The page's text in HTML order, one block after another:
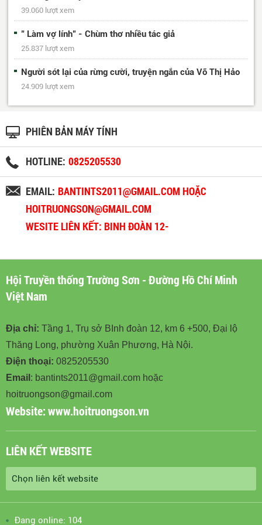
39.060 lượt xem
" Làm vợ lính" - Chùm thơ nhiều tác giả
25.837 lượt xem
Người sót lại của rừng cười, truyện ngắn của Võ Thị Hảo
24.909 lượt xem
PHIÊN BẢN MÁY TÍNH
HOTLINE: 0825205530
EMAIL: BANTINTS2011@GMAIL.COM HOẶC
HOITRUONGSON@GMAIL.COM
WESITE LIÊN KẾT: BINH ĐOÀN 12-
Hội Truyền thống Trường Sơn - Đường Hồ Chí Minh
Việt Nam
Địa chỉ: Tầng 1, Trụ sở BInh đoàn 12, km 6 +500, Đại lộ
Thăng Long, phường Xuân Phương, Hà Nội.
Điện thoại: 0825205530
Email : bantints2011@gmail.com hoặc
hoitruongson@gmail.com
Website:www.hoitruongson.vn
LIÊN KẾT WEBSITE
Đang online: 104